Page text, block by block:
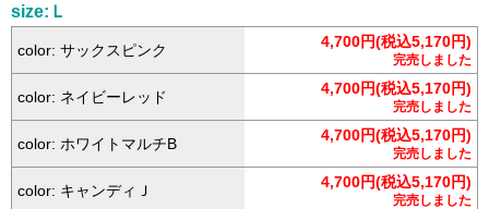
size:Ｌ
color: サックスピンク 4,700円(税込5,170円)
完売しました
color: ネイビーレッド 4,700円(税込5,170円)
完売しました
color: ホワイトマルチB 4,700円(税込5,170円)
完売しました
color: キャンディＪ 4,700円(税込5,170円)
完売しました